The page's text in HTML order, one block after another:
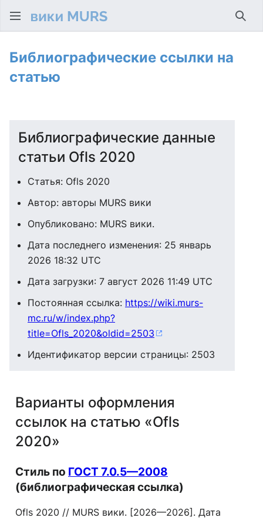
Библиографические ссылки на
статью
Библиографические данные
статьи Ofls 2020
Статья: Ofls 2020
Автор: авторы MURS вики
Опубликовано: MURS вики.
Дата последнего изменения: 25 январь
2026 18:32 UTC
Дата загрузки: 7 август 2026 11:49 UTC
Постоянная ссылка: https://wiki.murs-
mc.ru/w/index.php?
title=Ofls_2020&oldid=2503
Идентификатор версии страницы: 2503
Варианты оформления
ссылок на статью «Ofls
2020»
Стиль по ГОСТ 7.0.5—2008
(библиографическая ссылка)
Ofls 2020 // MURS вики. [2026—2026]. Дата